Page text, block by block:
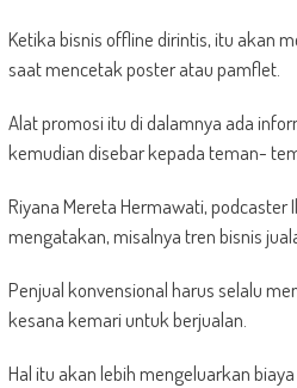
Ketika bisnis offline dirintis, itu akan
saat mencetak poster atau pamflet.
Alat promosi itu di dalamnya ada
kemudian disebar kepada teman-
Riyana Mereta Hermawati, podcaster
mengatakan, misalnya tren bisnis
Penjual konvensional harus selalu
kesana kemari untuk berjualan.
Hal itu akan lebih mengeluarkan